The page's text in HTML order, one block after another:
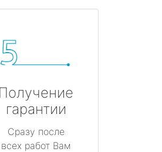
Получение
гарантии
Сразу после
всех работ Вам